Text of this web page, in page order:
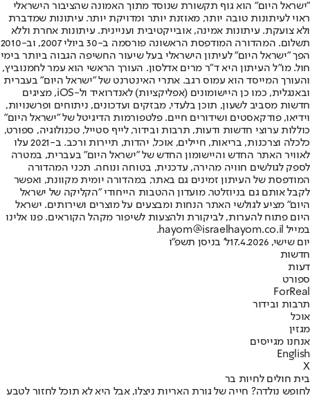
"ישראל היום" הוא גוף תקשורת שנוסד מתוך האמונה שהציבור הישראלי
ראוי לעיתונות טובה יותר, מאוזנת יותר ומדויקת יותר. עיתונות שמדברת
ולא צועקת. עיתונות אמינה, אובייקטיבית ועניינית. עיתונות אחרת וללא
תשלום. המהדורה המודפסת הראשונה פורסמה ב-30 ביולי 2007, וב-2010
הפך "ישראל היום" לעיתון הישראלי בעל שיעור החשיפה הגבוה ביותר בימי
חול. מו"ל העיתון היא ד"ר מרים אדלסון. העורך הראשי הוא עמר לחמנוביץ,
והעורך המייסד הוא עמוס רגב. אתרי האינטרנט של "ישראל היום" בעברית
ובאנגלית, כמו כן היישומונים (אפליקציות) לאנדרואיד ול-iOS, מציגים
חדשות מסביב לשעון, תוכן בלעדי, מבזקים ועדכונים, ניתוחים ופרשנויות,
וידיאו, פודקאסטים ושידורים חיים. פלטפורמות הדיגיטל של "ישראל היום"
כוללות ערוצי חדשות ודעות, תרבות ובידור, לייף סטייל, טכנולוגיה, ספורט,
כלכלה וצרכנות, בריאות, חיילים, אוכל, יהדות, תיירות ורכב. ב-2021 עלו
לאוויר האתר החדש והיישומון החדש של "ישראל היום" בעברית, במטרה
לספק לגולשים חוויה מהירה, עדכנית, בטוחה ונוחה. תכני המהדורה
המודפסת של העיתון זמינים גם באתר, במהדורה יומית מקוונת, ואפשר
לקבל אותם גם בניוזלטר. מועדון ההטבות הייחודי "הקליקה של ישראל
היום" מציע לגולשי האתר הנחות ומבצעים על מוצרים ושירותים. ישראל
היום פתוח להערות, לביקורת ולהצעות לשיפור מקהל הקוראים. פנו אלינו
במייל hayom@israelhayom.co.il.
יום שישי, 17.4.2026
ל' בניסן תשפ"ו
חדשות
דעות
ספורט
ForReal
תרבות ובידור
אוכל
מגזין
אנחנו מגייסים
English
X
בית חולים לחיות בר
לחופש נולדה? חייה של גורת האריות ניצלו, אבל היא לא תוכל לחזור לטבע